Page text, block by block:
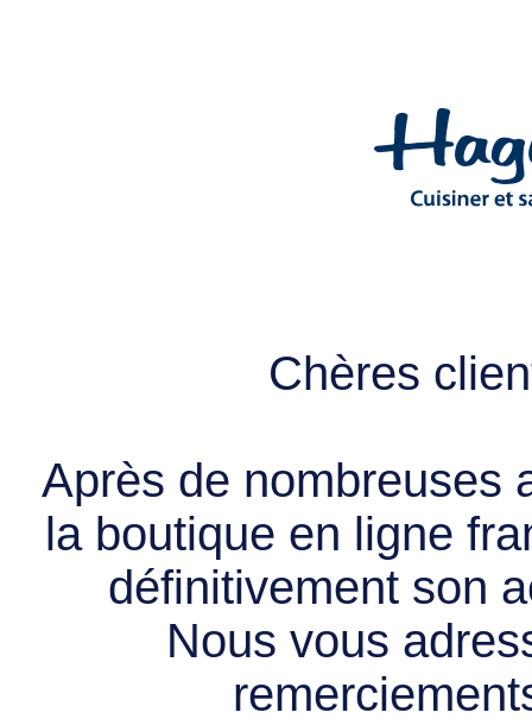
Chères
Après de nombreuses
la boutique en ligne
définitivement son
Nous vous